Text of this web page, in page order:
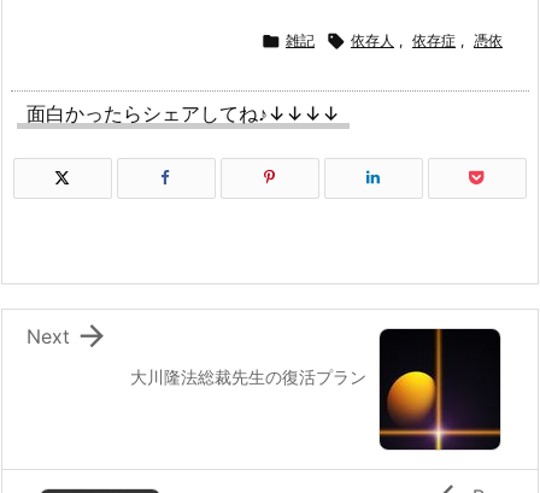
 雑記  依存人 , 依存症 , 憑依
面白かったらシェアしてね♪↓↓↓↓
大川隆法総裁先生の復活プラン

Next